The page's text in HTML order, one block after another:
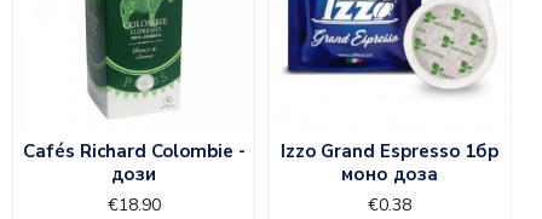
Cafés Richard Colombie -
дози
€18.90
Izzo Grand Espresso 1бр
моно доза
€0.38